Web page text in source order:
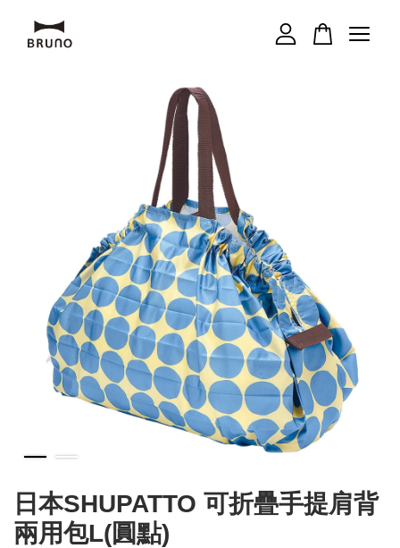
日本SHUPATTO 可折疊手提肩背
兩用包L(圓點)
您的購物車目前還是空的。
繼續購物